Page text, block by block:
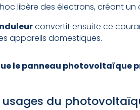
libère des électrons, créant
convertit ensuite ce
appareils domestiques.
le panneau photovoltaïque
usages du